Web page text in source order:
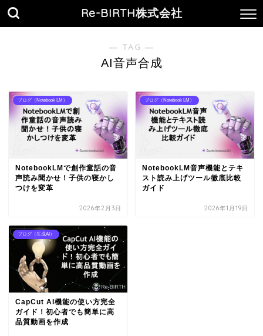
Re-BIRTH株式会社
― TAG ―
AI音声合成
ブログ（Notebook LM）
NotebookLMで創作童話の音
声読み聞かせ！子供の寝かし
つけを変革
2026年2月3日
ブログ（Notebook LM）
NotebookLM音声機能とテキ
スト読み上げツール徹底比較
ガイド
2026年1月19日
ブログ（生成AI）
CapCut AI機能の使い方完全
ガイド！初心者でも簡単に高
品質動画を作成